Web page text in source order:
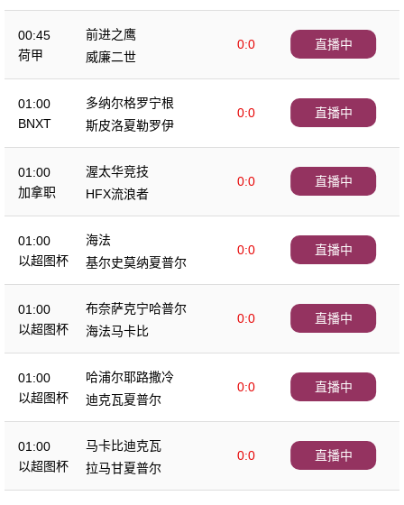
00:45
荷甲
前进之鹰
0:0
威廉二世
直播中
01:00
BNXT
多纳尔格罗宁根
0:0
斯皮洛夏勒罗伊
直播中
01:00
加拿职
渥太华竞技
0:0
HFX流浪者
直播中
01:00
以超图杯
海法
0:0
基尔史莫纳夏普尔
直播中
01:00
以超图杯
布奈萨克宁哈普尔
0:0
海法马卡比
直播中
01:00
以超图杯
哈浦尔耶路撒冷
0:0
迪克瓦夏普尔
直播中
01:00
以超图杯
马卡比迪克瓦
0:0
拉马甘夏普尔
直播中